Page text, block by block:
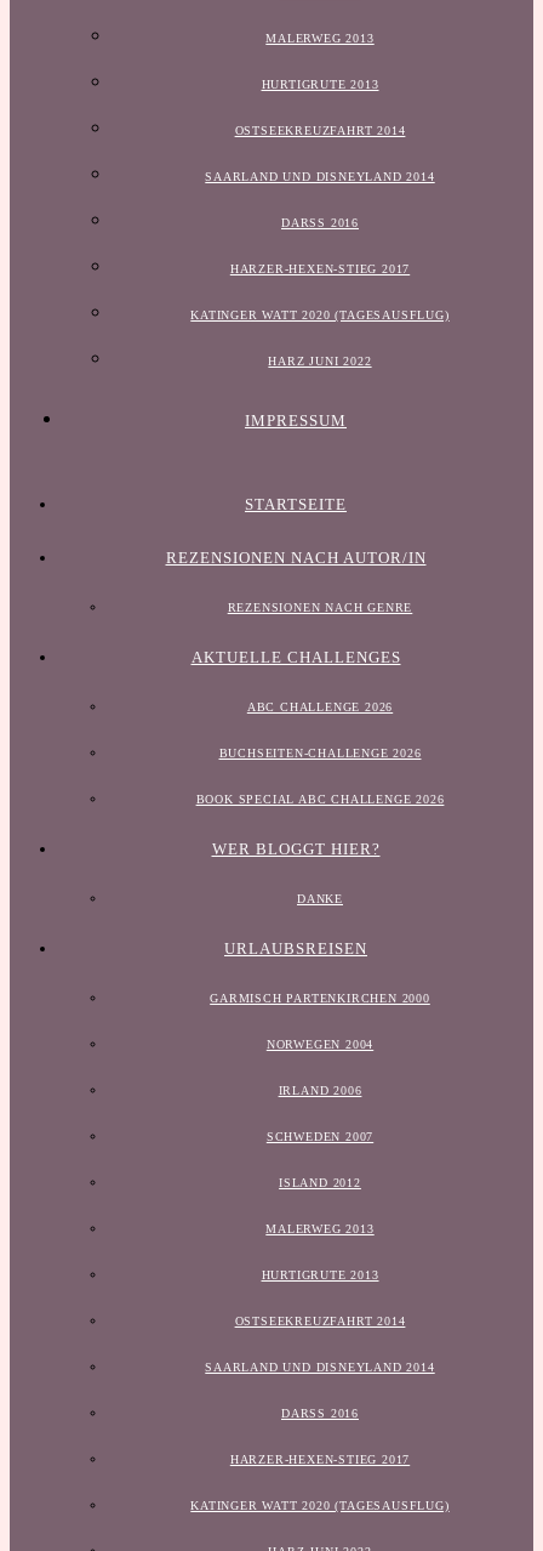
MALERWEG 2013
HURTIGRUTE 2013
OSTSEEKREUZFAHRT 2014
SAARLAND UND DISNEYLAND 2014
DARSS 2016
HARZER-HEXEN-STIEG 2017
KATINGER WATT 2020 (TAGESAUSFLUG)
HARZ JUNI 2022
IMPRESSUM
STARTSEITE
REZENSIONEN NACH AUTOR/IN
REZENSIONEN NACH GENRE
AKTUELLE CHALLENGES
ABC CHALLENGE 2026
BUCHSEITEN-CHALLENGE 2026
BOOK SPECIAL ABC CHALLENGE 2026
WER BLOGGT HIER?
DANKE
URLAUBSREISEN
GARMISCH PARTENKIRCHEN 2000
NORWEGEN 2004
IRLAND 2006
SCHWEDEN 2007
ISLAND 2012
MALERWEG 2013
HURTIGRUTE 2013
OSTSEEKREUZFAHRT 2014
SAARLAND UND DISNEYLAND 2014
DARSS 2016
HARZER-HEXEN-STIEG 2017
KATINGER WATT 2020 (TAGESAUSFLUG)